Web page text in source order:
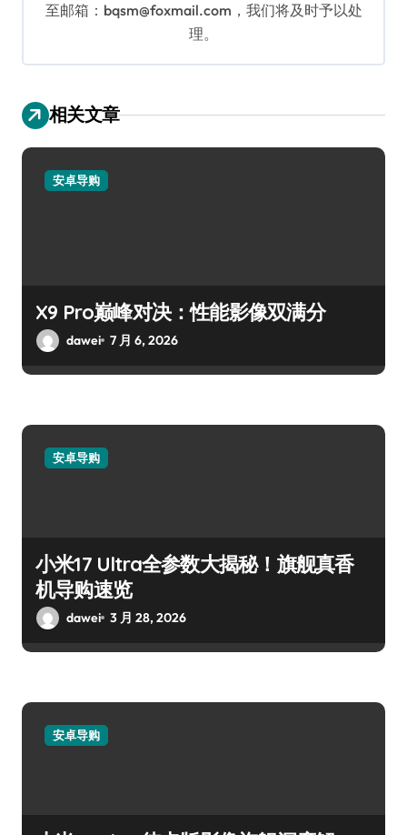
至邮箱：bqsm@foxmail.com，我们将及时予以处
理。
相关文章
安卓导购
X9 Pro巅峰对决：性能影像双满分
dawei 7 月 6, 2026
安卓导购
小米17 Ultra全参数大揭秘！旗舰真香
机导购速览
dawei 3 月 28, 2026
安卓导购